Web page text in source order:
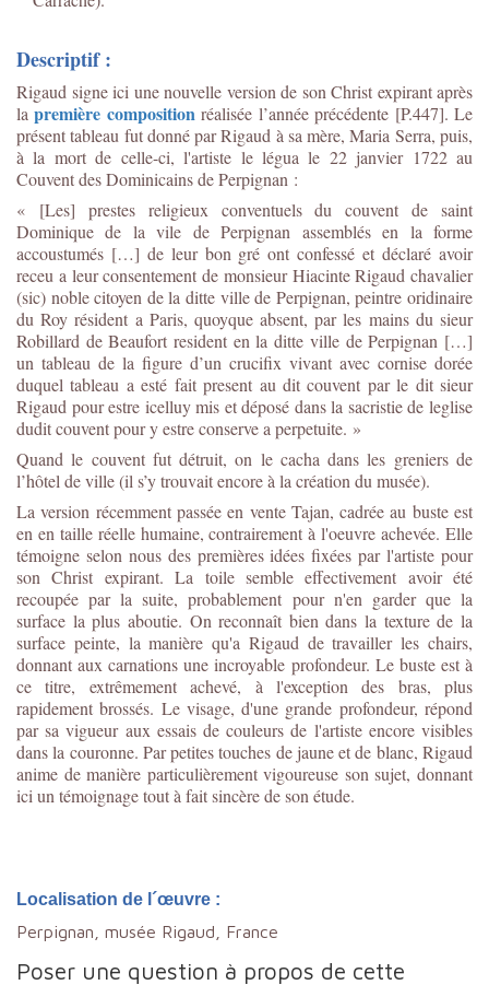
Descriptif :
Rigaud signe ici une nouvelle version de son Christ expirant après
lapremière composition réalisée l’année précédente [P.447]. Le
présent tableau fut donné par Rigaud à sa mère, Maria Serra, puis,
à la mort de celle-ci, l'artiste le légua le 22 janvier 1722 au
Couvent des Dominicains de Perpignan :
« [Les] prestes religieux conventuels du couvent de saint
Dominique de la vile de Perpignan assemblés en la forme
accoustumés […] de leur bon gré ont confessé et déclaré avoir
receu a leur consentement de monsieur Hiacinte Rigaud chavalier
(sic) noble citoyen de la ditte ville de Perpignan, peintre oridinaire
du Roy résident a Paris, quoyque absent, par les mains du sieur
Robillard de Beaufort resident en la ditte ville de Perpignan […]
un tableau de la figure d’un crucifix vivant avec cornise dorée
duquel tableau a esté fait present au dit couvent par le dit sieur
Rigaud pour estre icelluy mis et déposé dans la sacristie de leglise
dudit couvent pour y estre conserve a perpetuite. »
Quand le couvent fut détruit, on le cacha dans les greniers de
l’hôtel de ville (il s’y trouvait encore à la création du musée).
La version récemment passée en vente Tajan, cadrée au buste est
en en taille réelle humaine, contrairement à l'oeuvre achevée. Elle
témoigne selon nous des premières idées fixées par l'artiste pour
son Christ expirant. La toile semble effectivement avoir été
recoupée par la suite, probablement pour n'en garder que la
surface la plus aboutie. On reconnaît bien dans la texture de la
surface peinte, la manière qu'a Rigaud de travailler les chairs,
donnant aux carnations une incroyable profondeur. Le buste est à
ce titre, extrêmement achevé, à l'exception des bras, plus
rapidement brossés. Le visage, d'une grande profondeur, répond
par sa vigueur aux essais de couleurs de l'artiste encore visibles
dans la couronne. Par petites touches de jaune et de blanc, Rigaud
anime de manière particulièrement vigoureuse son sujet, donnant
ici un témoignage tout à fait sincère de son étude.
Localisation de l´œuvre :
Perpignan, musée Rigaud, France
Poser une question à propos de cette